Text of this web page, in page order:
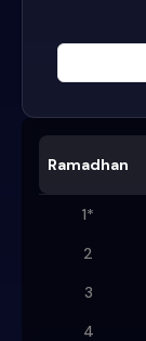
Ramadhan
1*
2
3
4